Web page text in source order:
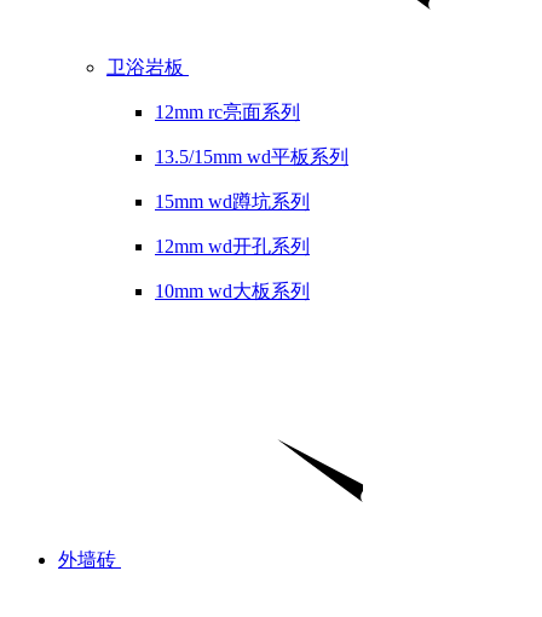
卫浴岩板
12mm rc亮面系列
13.5/15mm wd平板系列
15mm wd蹲坑系列
12mm wd开孔系列
10mm wd大板系列
外墙砖